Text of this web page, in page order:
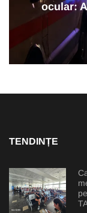
ocular:
TENDINȚE